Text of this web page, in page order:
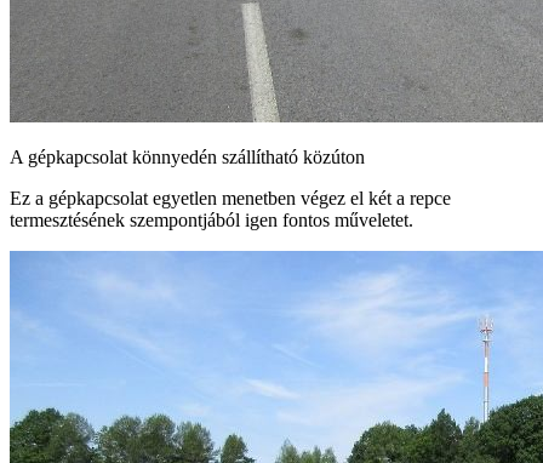
A gépkapcsolat könnyedén szállítható közúton
Ez a gépkapcsolat egyetlen menetben végez el két a repce
termesztésének szempontjából igen fontos műveletet.